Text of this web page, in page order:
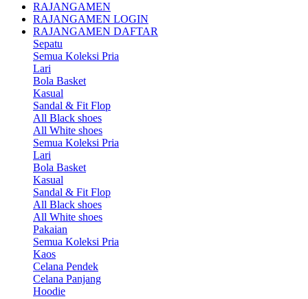
RAJANGAMEN
RAJANGAMEN LOGIN
RAJANGAMEN DAFTAR
Sepatu
Semua Koleksi Pria
Lari
Bola Basket
Kasual
Sandal & Fit Flop
All Black shoes
All White shoes
Semua Koleksi Pria
Lari
Bola Basket
Kasual
Sandal & Fit Flop
All Black shoes
All White shoes
Pakaian
Semua Koleksi Pria
Kaos
Celana Pendek
Celana Panjang
Hoodie